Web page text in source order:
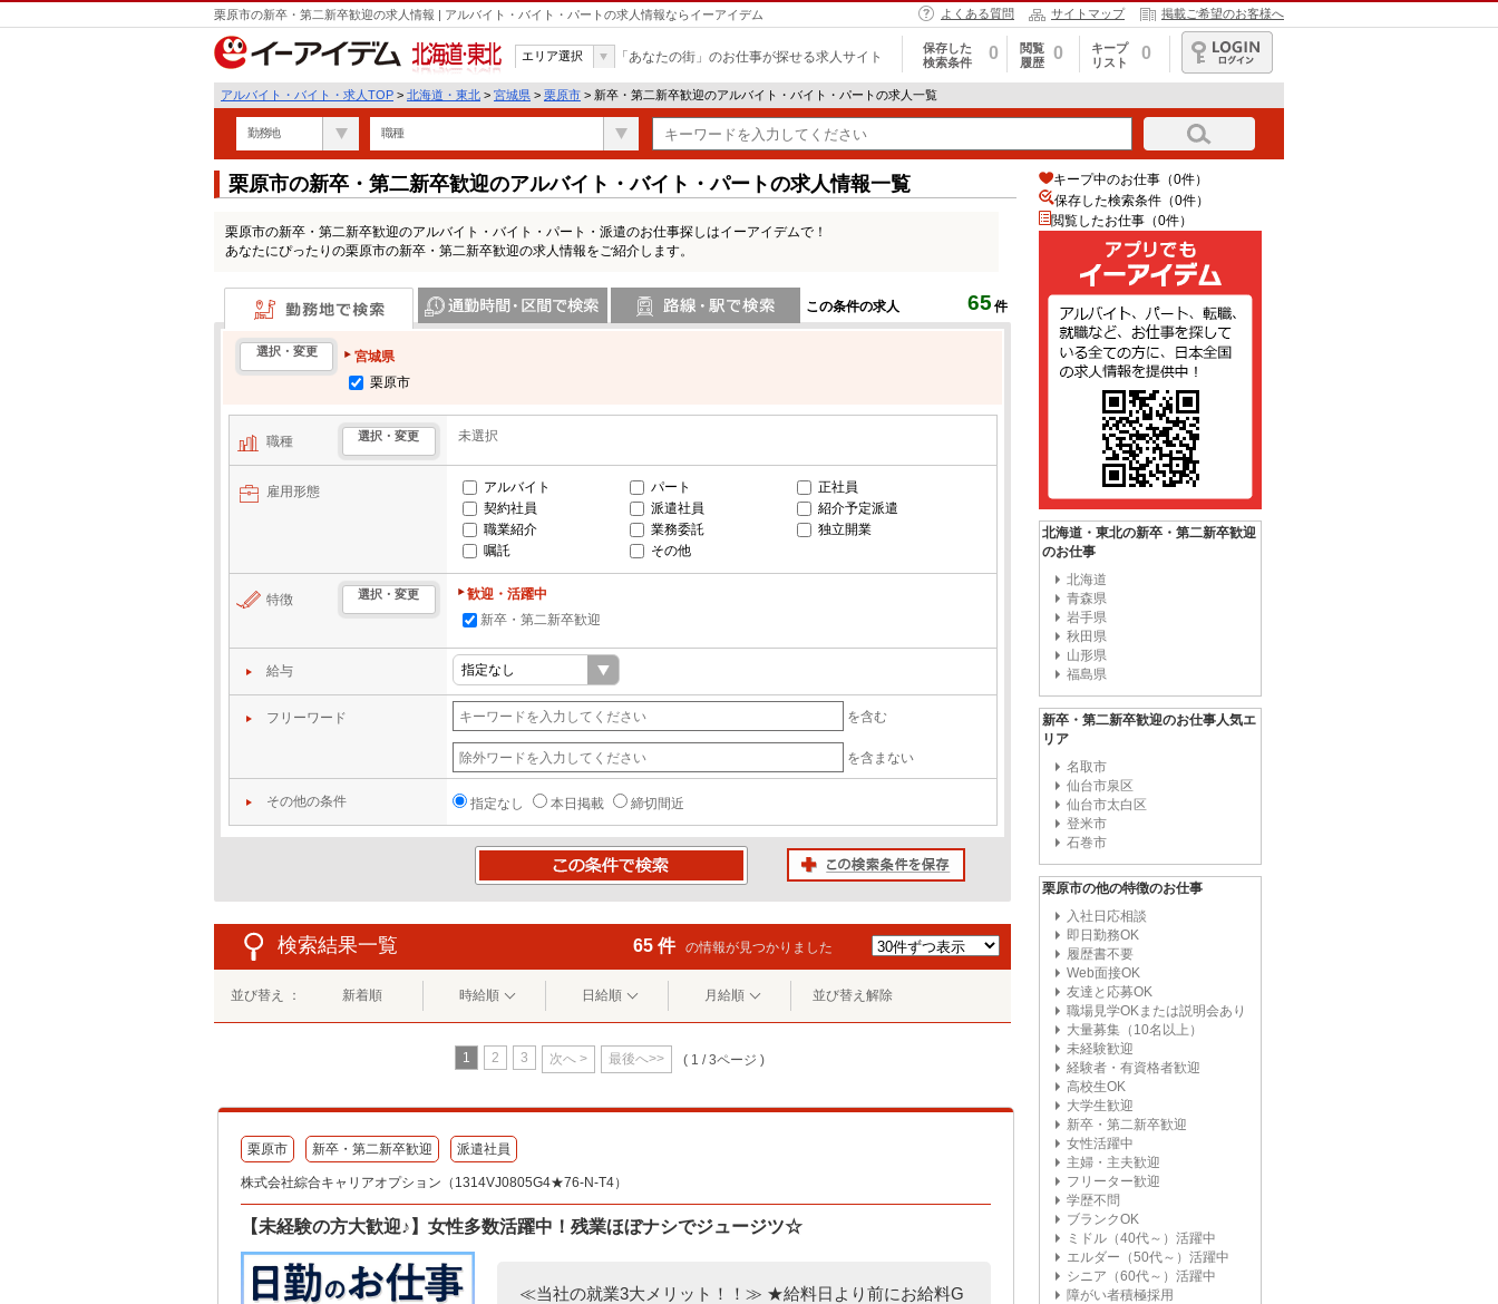
栗原市の新卒・第二新卒歓迎の求人情報 | アルバイト・バイト・パートの求人情報ならイーアイデム よくある質問 サイトマップ 掲載ご希望のお客様へ
北海道・東北
エリア選択 「あなたの街」のお仕事が探せる求人サイト
保存した
検索条件
0
閲覧
履歴
0
キープ
リスト
0
ログイン
アルバイト・バイト・求人TOP > 北海道・東北 > 宮城県 > 栗原市 > 新卒・第二新卒歓迎のアルバイト・バイト・パートの求人一覧
勤務地 職種
栗原市の新卒・第二新卒歓迎のアルバイト・バイト・パートの求人情報一覧
栗原市の新卒・第二新卒歓迎のアルバイト・バイト・パート・派遣のお仕事探しはイーアイデムで！
あなたにぴったりの栗原市の新卒・第二新卒歓迎の求人情報をご紹介します。
この条件の求人 65 件
勤務地で検索
選択・変更
宮城県
栗原市
職種 選択・変更 未選択
雇用形態 アルバイト パート
正社員
契約社員
派遣社員
紹介予定派遣
職業紹介
業務委託
独立開業
嘱託
その他
特徴 選択・変更
歓迎・活躍中
新卒・第二新卒歓迎
給与
フリーワード を含む
を含まない
その他の条件 指定なし 本日掲載 締切間近
検索結果一覧 65 件 の情報が見つかりました
並び替え ： 新着順 時給順 日給順 月給順 並び替え解除
1 2 3 次へ > 最後へ>> ( 1 / 3ページ )
栗原市 新卒・第二新卒歓迎 派遣社員
株式会社綜合キャリアオプション（1314VJ0805G4★76-N-T4）
【未経験の方大歓迎♪】女性多数活躍中！残業ほぼナシでジュージツ☆
≪当社の就業3大メリット！！≫ ★給料日より前にお給料G
キープ中のお仕事（0件）
保存した検索条件（0件）
閲覧したお仕事（0件）
北海道・東北の新卒・第二新卒歓迎
のお仕事
北海道
青森県
岩手県
秋田県
山形県
福島県
新卒・第二新卒歓迎のお仕事人気エ
リア
名取市
仙台市泉区
仙台市太白区
登米市
石巻市
栗原市の他の特徴のお仕事
入社日応相談
即日勤務OK
履歴書不要
Web面接OK
友達と応募OK
職場見学OKまたは説明会あり
大量募集（10名以上）
未経験歓迎
経験者・有資格者歓迎
高校生OK
大学生歓迎
新卒・第二新卒歓迎
女性活躍中
主婦・主夫歓迎
フリーター歓迎
学歴不問
ブランクOK
ミドル（40代～）活躍中
エルダー（50代～）活躍中
シニア（60代～）活躍中
障がい者積極採用